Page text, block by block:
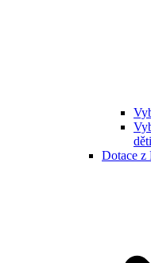
Dotace z